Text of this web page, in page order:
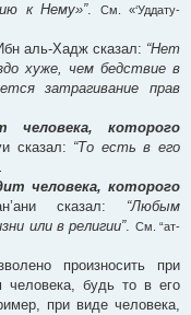
к Нему»”.См. «‘Уддату-
аль-Хадж сказал: “Нет
хуже, чем бедствие в
затрагивание прав
человека, которого
сказал: “То есть в его
человека, которого
сказал: “Любым
или в религии”. См. “ат-
произносить при
человека, будь то в его
при виде человека,